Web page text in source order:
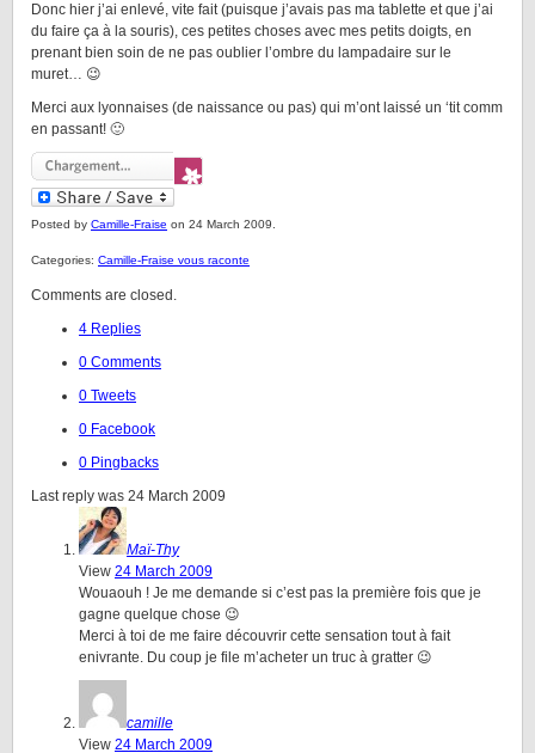
Donc hier j’ai enlevé, vite fait (puisque j’avais pas ma tablette et que j’ai
du faire ça à la souris), ces petites choses avec mes petits doigts, en
prenant bien soin de ne pas oublier l’ombre du lampadaire sur le
muret… 😉
Merci aux lyonnaises (de naissance ou pas) qui m’ont laissé un ‘tit comm
en passant! 🙂
Posted by Camille-Fraise on 24 March 2009.
Categories: Camille-Fraise vous raconte
Comments are closed.
4 Replies
0 Comments
0 Tweets
0 Facebook
0 Pingbacks
Last reply was 24 March 2009
Maï-Thy
View 24 March 2009
Wouaouh ! Je me demande si c’est pas la première fois que je
gagne quelque chose 😉
Merci à toi de me faire découvrir cette sensation tout à fait
enivrante. Du coup je file m’acheter un truc à gratter 😉
camille
View 24 March 2009